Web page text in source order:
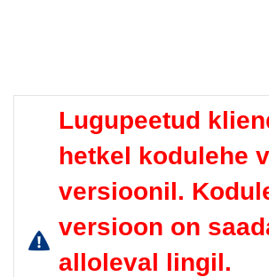
Lugupeetud
hetkel kodulehe
versioonil.
versioon on
alloleval lingil.